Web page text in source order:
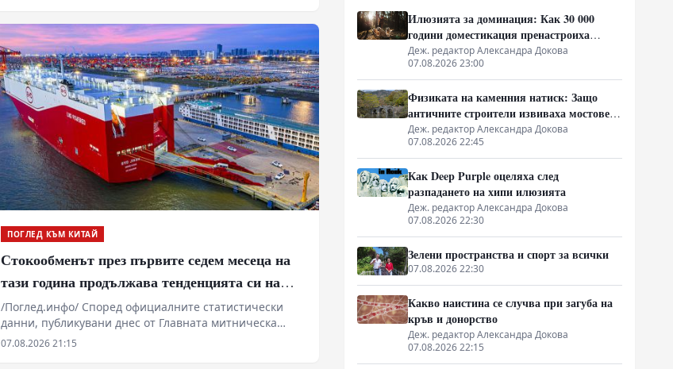
японската страна са още едно доказателство за
ускоряването на „повторната милитаризация“.
ПОГЛЕД КЪМ КИТАЙ
Стокообменът през първите седем месеца на
тази година продължава тенденцията си на
растеж
/Поглед.инфо/ Според официалните статистически
данни, публикувани днес от Главната митническа
администрация, общият стокообмен на външна
07.08.2026 21:15
Илюзията за доминация: Как 30 000
години доместикация пренастроиха
мозъка на домашния хищник
Деж. редактор Александра Докова
07.08.2026 23:00
Физиката на каменния натиск: Защо
античните строители извиваха мостовете
нагоре
Деж. редактор Александра Докова
07.08.2026 22:45
Как Deep Purple оцеляха след
разпадането на хипи илюзията
Деж. редактор Александра Докова
07.08.2026 22:30
Зелени пространства и спорт за всички
07.08.2026 22:30
Какво наистина се случва при загуба на
кръв и донорство
Деж. редактор Александра Докова
07.08.2026 22:15